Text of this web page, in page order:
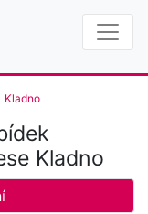
Kladno
Kladno